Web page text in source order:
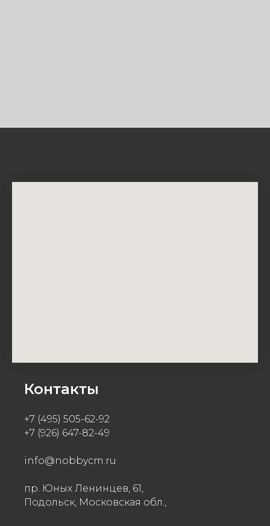
Контакты
+7 (495) 505-62-92
+7 (926) 647-82-49
info@nobbycm.ru
пр. Юных Ленинцев, 61,
Подольск, Московская обл.,